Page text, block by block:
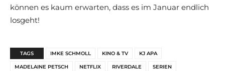
können es kaum erwarten, dass es im Januar endlich
losgeht!
TAGS IMKE SCHMOLL KINO & TV KJ APA
MADELAINE PETSCH NETFLIX RIVERDALE SERIEN